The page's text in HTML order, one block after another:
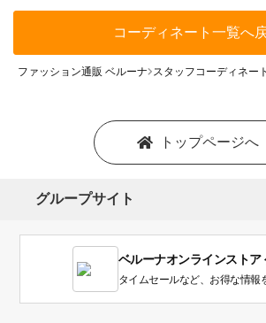
コーディネート一覧へ
ファッション通販 ベルーナ スタッフコーディネート
トップページへ
グループサイト
ベルーナオンラインストア
タイムセールなど、お得な情報